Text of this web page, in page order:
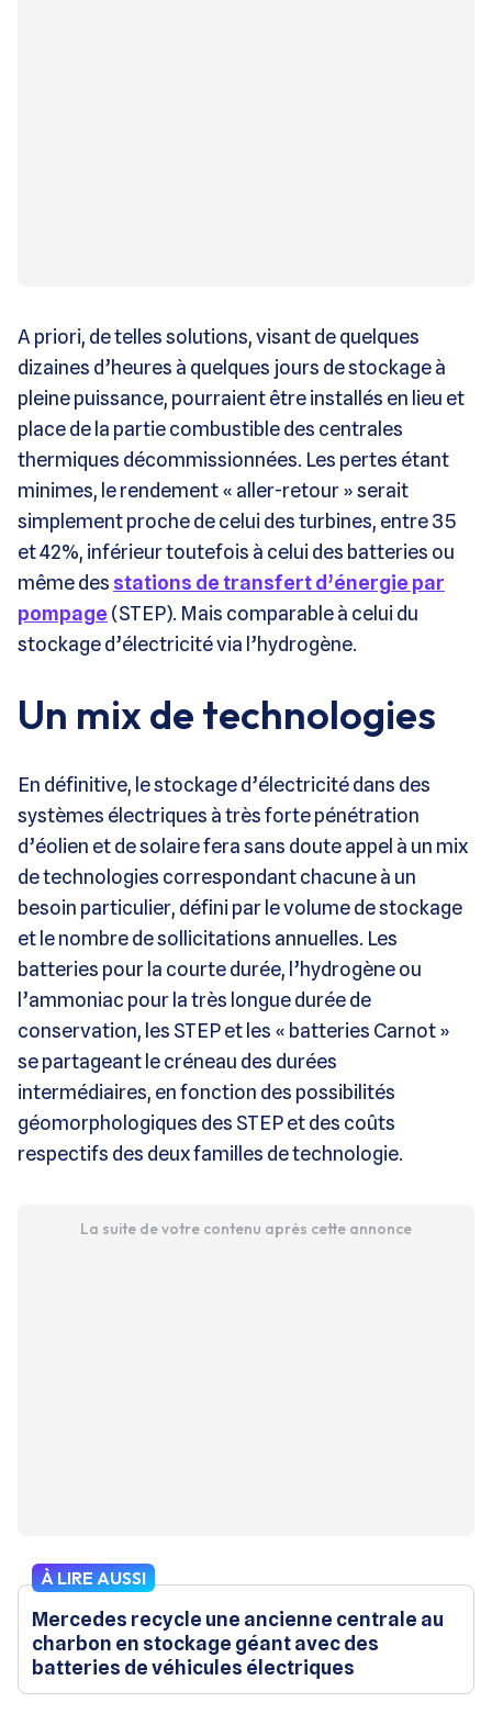
A priori, de telles solutions, visant de quelques
dizaines d’heures à quelques jours de stockage à
pleine puissance, pourraient être installés en lieu et
place de la partie combustible des centrales
thermiques décommissionnées. Les pertes étant
minimes, le rendement « aller-retour » serait
simplement proche de celui des turbines, entre 35
et 42%, inférieur toutefois à celui des batteries ou
même des stations de transfert d’énergie par
pompage (STEP). Mais comparable à celui du
stockage d’électricité via l’hydrogène.
Un mix de technologies
En définitive, le stockage d’électricité dans des
systèmes électriques à très forte pénétration
d’éolien et de solaire fera sans doute appel à un mix
de technologies correspondant chacune à un
besoin particulier, défini par le volume de stockage
et le nombre de sollicitations annuelles. Les
batteries pour la courte durée, l’hydrogène ou
l’ammoniac pour la très longue durée de
conservation, les STEP et les « batteries Carnot »
se partageant le créneau des durées
intermédiaires, en fonction des possibilités
géomorphologiques des STEP et des coûts
respectifs des deux familles de technologie.
La suite de votre contenu après cette annonce
À LIRE AUSSI
Mercedes recycle une ancienne centrale au
charbon en stockage géant avec des
batteries de véhicules électriques